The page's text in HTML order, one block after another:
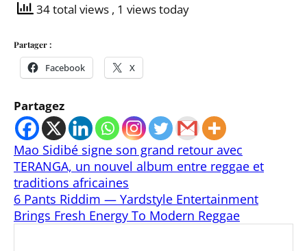
34 total views , 1 views today
Partager :
Facebook X
Partagez
Mao Sidibé signe son grand retour avec
TERANGA, un nouvel album entre reggae et
traditions africaines
6 Pants Riddim — Yardstyle Entertainment
Brings Fresh Energy To Modern Reggae